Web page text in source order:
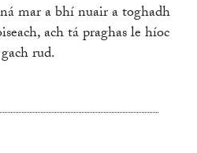
mar a bhí nuair a toghadh
ach tá praghas le híoc
rud.